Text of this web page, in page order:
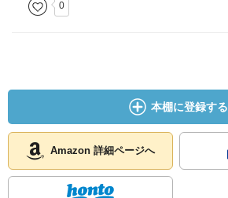
0
本棚に登録する
Amazon 詳細ページへ